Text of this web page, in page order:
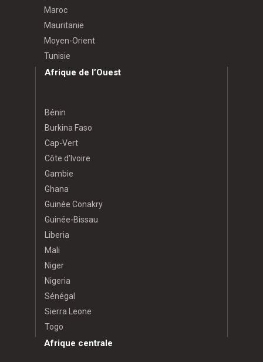
Maroc
Mauritanie
Moyen-Orient
Tunisie
Afrique de l’Ouest
Bénin
Burkina Faso
Cap-Vert
Côte d’Ivoire
Gambie
Ghana
Guinée Conakry
Guinée-Bissau
Liberia
Mali
Niger
Nigeria
Sénégal
Sierra Leone
Togo
Afrique centrale